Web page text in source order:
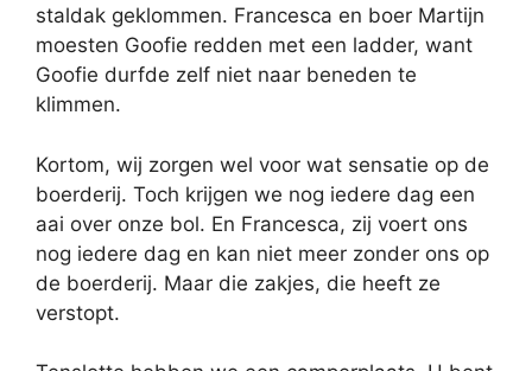
staldak geklommen. Francesca en boer Martijn
moesten Goofie redden met een ladder, want
Goofie durfde zelf niet naar beneden te
klimmen.
Kortom, wij zorgen wel voor wat sensatie op de
boerderij. Toch krijgen we nog iedere dag een
aai over onze bol. En Francesca, zij voert ons
nog iedere dag en kan niet meer zonder ons op
de boerderij. Maar die zakjes, die heeft ze
verstopt.